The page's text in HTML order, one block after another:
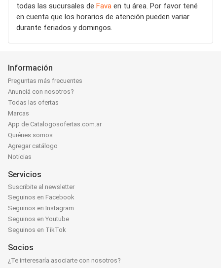
todas las sucursales de Fava en tu área. Por favor tené
en cuenta que los horarios de atención pueden variar
durante feriados y domingos.
Información
Preguntas más frecuentes
Anunciá con nosotros?
Todas las ofertas
Marcas
App de Catalogosofertas.com.ar
Quiénes somos
Agregar catálogo
Noticias
Servicios
Suscribite al newsletter
Seguinos en Facebook
Seguinos en Instagram
Seguinos en Youtube
Seguinos en TikTok
Socios
¿Te interesaría asociarte con nosotros?